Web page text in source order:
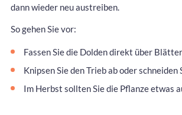
dann wieder neu austreiben.
So gehen Sie vor:
Fassen Sie die Dolden direkt über
Knipsen Sie den Trieb ab oder schneiden
Im Herbst sollten Sie die Pflanze etwas